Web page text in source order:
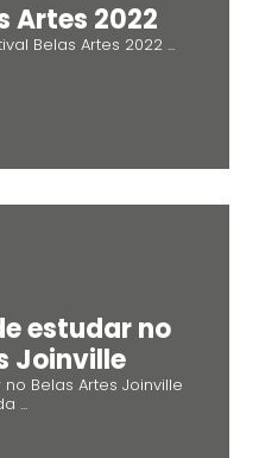
Artes 2022
Belas Artes 2022 ...
estudar no
Joinville
Belas Artes Joinville
...